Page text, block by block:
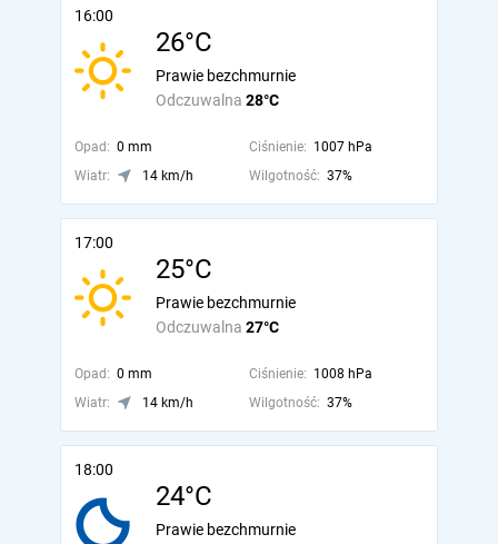
16:00
26°C
Odczuwalna 28°C
Prawie bezchmurnie
Opad: 0 mm Ciśnienie: 1007 hPa
Wiatr:
14 km/h Wilgotność: 37%
17:00
25°C
Odczuwalna 27°C
Prawie bezchmurnie
Opad: 0 mm Ciśnienie: 1008 hPa
Wiatr:
14 km/h Wilgotność: 37%
18:00
24°C
Prawie bezchmurnie